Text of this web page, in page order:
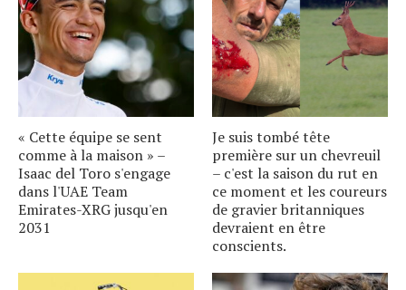
« Cette équipe se sent
comme à la maison » –
Isaac del Toro s'engage
dans l'UAE Team
Emirates-XRG jusqu'en
2031
Je suis tombé tête
première sur un chevreuil
– c'est la saison du rut en
ce moment et les coureurs
de gravier britanniques
devraient en être
conscients.